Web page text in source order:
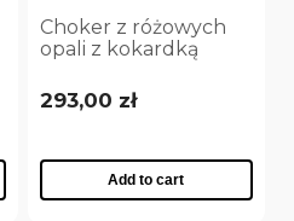
Choker z różowych
opali z kokardką
kryształkami Aria
Princess Collection
293,00 zł
Add to cart